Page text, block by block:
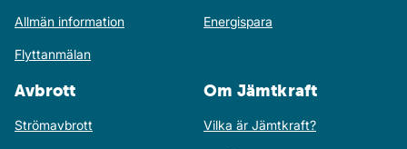
Allmän information
Flyttanmälan
Energispara
Avbrott
Strömavbrott
Om Jämtkraft
Vilka är Jämtkraft?